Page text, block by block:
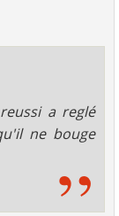
a reglé
ne bouge